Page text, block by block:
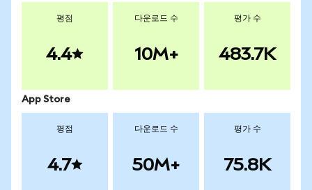
평점
4.4
다운로드 수
10M+
평가 수
483.7K
App Store
평점
4.7
다운로드 수
50M+
평가 수
75.8K